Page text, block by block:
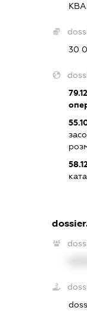
30
79.12